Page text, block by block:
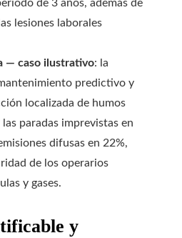
de 3 años, además de
lesiones laborales
— caso ilustrativo: la
predictivo y
localizada de humos
paradas imprevistas en
difusas en 22%,
de los operarios
y gases.
y